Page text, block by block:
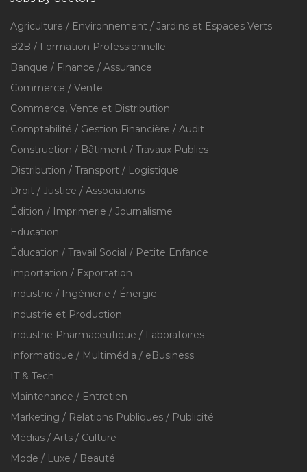
Agriculture / Environnement / Jardins et Espaces Verts
B2B / Formation Professionnelle
Banque / Finance / Assurance
Commerce / Vente
Commerce, Vente et Distribution
Comptabilité / Gestion Financière / Audit
Construction / Bâtiment / Travaux Publics
Distribution / Transport / Logistique
Droit / Justice / Associations
Édition / Imprimerie / Journalisme
Education
Éducation / Travail Social / Petite Enfance
Importation / Exportation
Industrie / Ingénierie / Énergie
Industrie et Production
Industrie Pharmaceutique / Laboratoires
Informatique / Multimédia / eBusiness
IT & Tech
Maintenance / Entretien
Marketing / Relations Publiques / Publicité
Médias / Arts / Culture
Mode / Luxe / Beauté